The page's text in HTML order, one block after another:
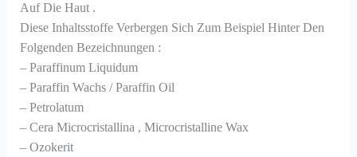
Auf Die Haut .
Diese Inhaltsstoffe Verbergen Sich Zum Beispiel Hinter Den
Folgenden Bezeichnungen :
– Paraffinum Liquidum
– Paraffin Wachs / Paraffin Oil
– Petrolatum
– Cera Microcristallina , Microcristalline Wax
– Ozokerit